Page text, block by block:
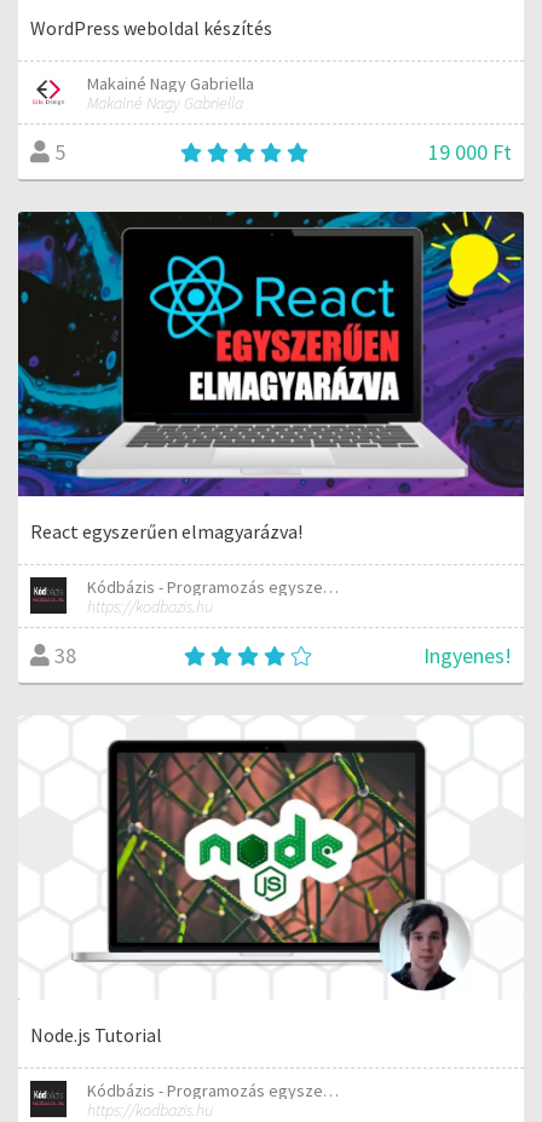
WordPress weboldal készítés
Makainé Nagy Gabriella
Makainé Nagy Gabriella
5 19 000 Ft
React egyszerűen elmagyarázva!
Kódbázis - Programozás egyszerűen elmagyarázva
https://kodbazis.hu
38 Ingyenes!
Node.js Tutorial
Kódbázis - Programozás egyszerűen elmagyarázva
https://kodbazis.hu